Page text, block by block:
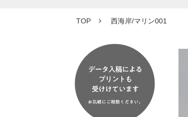
TOP 西海岸/マリン001